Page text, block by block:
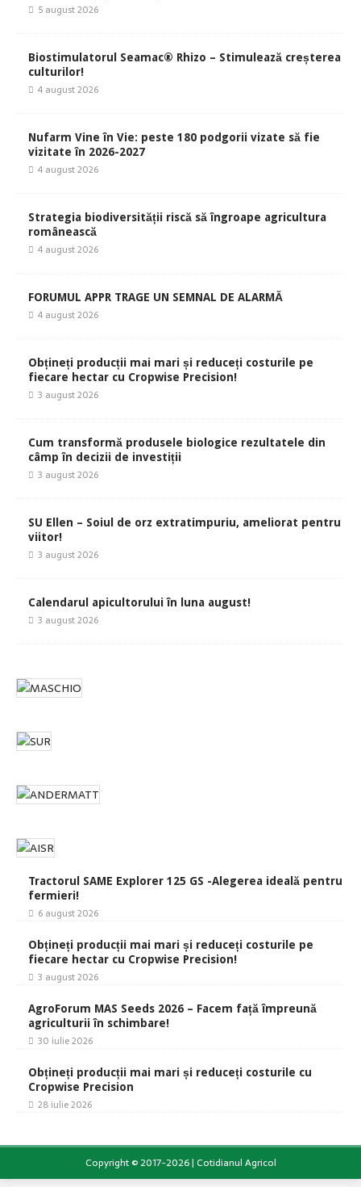
5 august 2026
Biostimulatorul Seamac® Rhizo – Stimulează creșterea
culturilor!
4 august 2026
Nufarm Vine în Vie: peste 180 podgorii vizate să fie
vizitate în 2026-2027
4 august 2026
Strategia biodiversității riscă să îngroape agricultura
românească
4 august 2026
FORUMUL APPR TRAGE UN SEMNAL DE ALARMĂ
4 august 2026
Obțineți producții mai mari și reduceți costurile pe
fiecare hectar cu Cropwise Precision!
3 august 2026
Cum transformă produsele biologice rezultatele din
câmp în decizii de investiții
3 august 2026
SU Ellen – Soiul de orz extratimpuriu, ameliorat pentru
viitor!
3 august 2026
Calendarul apicultorului în luna august!
3 august 2026
Tractorul SAME Explorer 125 GS -Alegerea ideală pentru
fermieri!
6 august 2026
Obțineți producții mai mari și reduceți costurile pe
fiecare hectar cu Cropwise Precision!
3 august 2026
AgroForum MAS Seeds 2026 – Facem față împreună
agriculturii în schimbare!
30 iulie 2026
Obțineți producții mai mari și reduceți costurile cu
Cropwise Precision
28 iulie 2026
Copyright © 2017-2026 | Cotidianul Agricol